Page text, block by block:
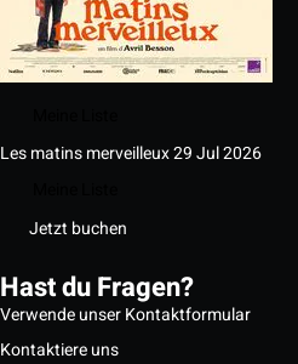
Les matins merveilleux29 Jul 2026
Jetzt buchen
Hast du Fragen?
Verwende unser Kontaktformular
Kontaktiere uns